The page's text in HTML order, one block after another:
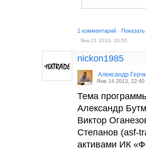
1 комментарий ·
Янв 21 2013, 20:55
nickon1985
Александр
Янв 14 2013, 22:40
Тема
Александр
Виктор
Степанов (asf-
активами ИК